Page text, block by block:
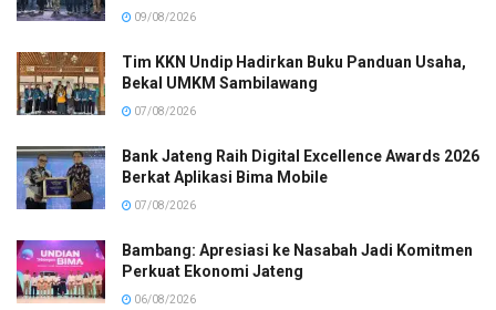
09/08/2026
Tim KKN Undip Hadirkan Buku Panduan Usaha,
Bekal UMKM Sambilawang
07/08/2026
Bank Jateng Raih Digital Excellence Awards 2026
Berkat Aplikasi Bima Mobile
07/08/2026
Bambang: Apresiasi ke Nasabah Jadi Komitmen
Perkuat Ekonomi Jateng
06/08/2026